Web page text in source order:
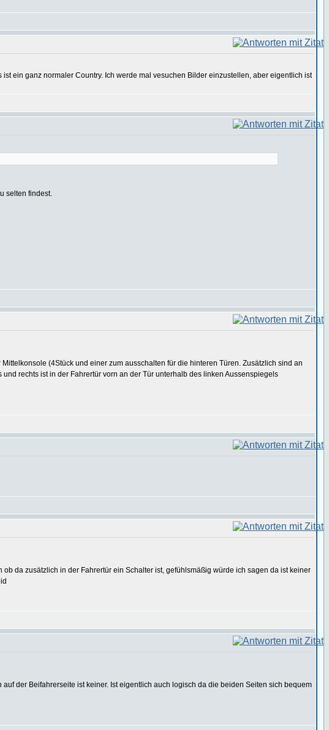
ein ganz normaler Country. Ich werde mal vesuchen Bilder einzustellen, aber eigentlich ist
selten findest.
(4Stück und einer zum ausschalten für die hinteren Türen. Zusätzlich sind an
rechts ist in der Fahrertür vorn an der Tür unterhalb des linken Aussenspiegels
da zusätzlich in der Fahrertür ein Schalter ist, gefühlsmäßig würde ich sagen da ist keiner
der Beifahrerseite ist keiner. Ist eigentlich auch logisch da die beiden Seiten sich bequem